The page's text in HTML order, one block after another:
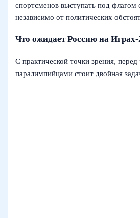
спортсменов выступать под флагом
независимо от политических
Что ожидает Россию на
С практической точки зрения,
паралимпийцами стоит двойная